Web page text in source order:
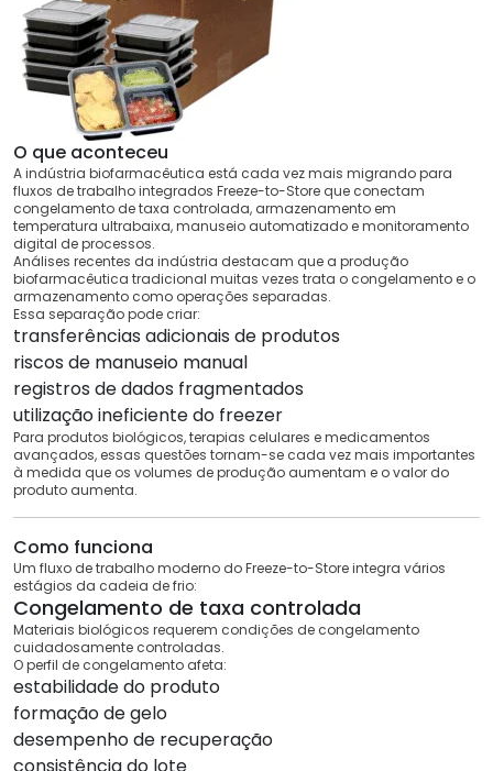
O que aconteceu
A indústria biofarmacêutica está cada vez mais migrando para
fluxos de trabalho integrados Freeze-to-Store que conectam
congelamento de taxa controlada, armazenamento em
temperatura ultrabaixa, manuseio automatizado e monitoramento
digital de processos.
Análises recentes da indústria destacam que a produção
biofarmacêutica tradicional muitas vezes trata o congelamento e o
armazenamento como operações separadas.
Essa separação pode criar:
transferências adicionais de produtos
riscos de manuseio manual
registros de dados fragmentados
utilização ineficiente do freezer
Para produtos biológicos, terapias celulares e medicamentos
avançados, essas questões tornam-se cada vez mais importantes
à medida que os volumes de produção aumentam e o valor do
produto aumenta.
Como funciona
Um fluxo de trabalho moderno do Freeze-to-Store integra vários
estágios da cadeia de frio:
Congelamento de taxa controlada
Materiais biológicos requerem condições de congelamento
cuidadosamente controladas.
O perfil de congelamento afeta:
estabilidade do produto
formação de gelo
desempenho de recuperação
consistência do lote